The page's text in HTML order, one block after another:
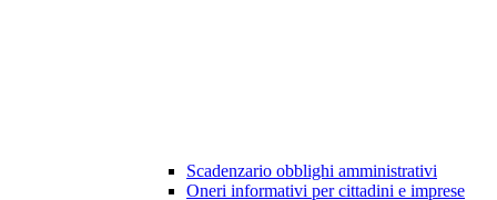
Scadenzario obblighi amministrativi
Oneri informativi per cittadini e imprese